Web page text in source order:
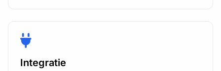
Integratie